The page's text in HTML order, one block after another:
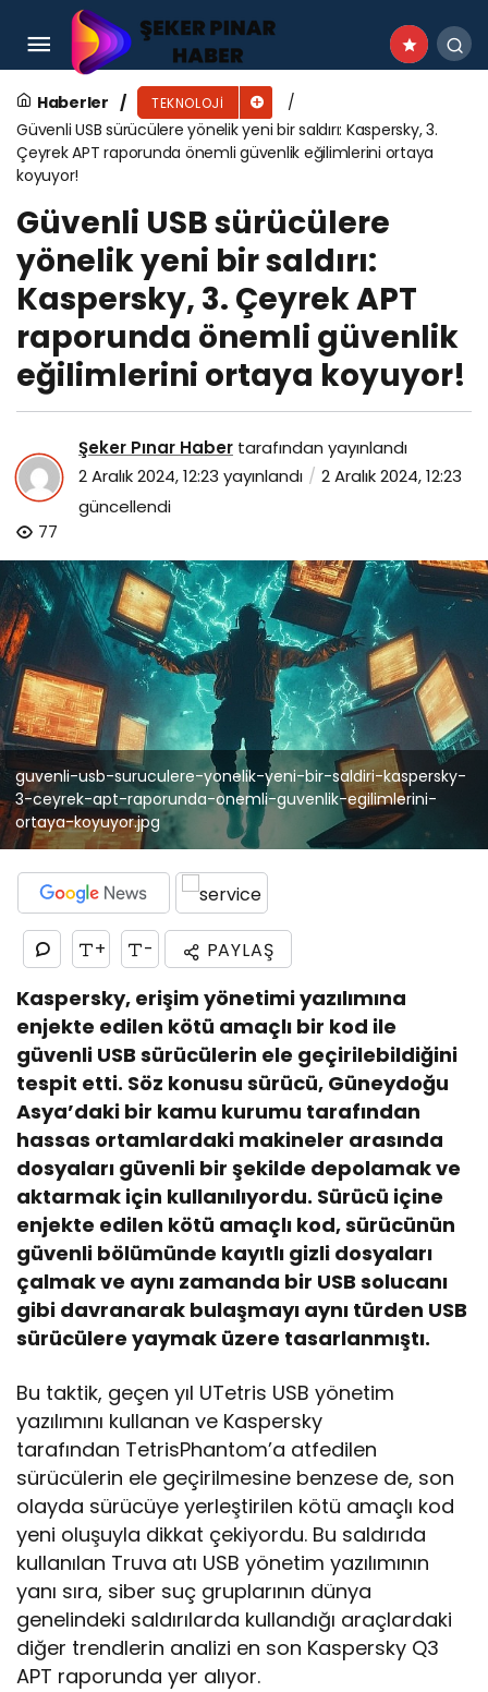
Haberler TEKNOLOJI
Güvenli USB sürücülere yönelik yeni bir saldırı: Kaspersky, 3.
Çeyrek APT raporunda önemli güvenlik eğilimlerini ortaya
koyuyor!
Güvenli USB sürücülere
yönelik yeni bir saldırı:
Kaspersky, 3. Çeyrek APT
raporunda önemli güvenlik
eğilimlerini ortaya koyuyor!
Şeker Pınar Haber tarafından yayınlandı
2 Aralık 2024, 12:23 yayınlandı
2 Aralık 2024, 12:23
güncellendi
77
guvenli-usb-suruculere-yonelik-yeni-bir-saldiri-kaspersky-
3-ceyrek-apt-raporunda-onemli-guvenlik-egilimlerini-
ortaya-koyuyor.jpg
+ - PAYLAŞ
Kaspersky, erişim yönetimi yazılımına
enjekte edilen kötü amaçlı bir kod ile
güvenli USB sürücülerin ele geçirilebildiğini
tespit etti. Söz konusu sürücü, Güneydoğu
Asya’daki bir kamu kurumu tarafından
hassas ortamlardaki makineler arasında
dosyaları güvenli bir şekilde depolamak ve
aktarmak için kullanılıyordu. Sürücü içine
enjekte edilen kötü amaçlı kod, sürücünün
güvenli bölümünde kayıtlı gizli dosyaları
çalmak ve aynı zamanda bir USB solucanı
gibi davranarak bulaşmayı aynı türden USB
sürücülere yaymak üzere tasarlanmıştı.
Bu taktik, geçen yıl UTetris USB yönetim
yazılımını kullanan ve Kaspersky
tarafından TetrisPhantom’a atfedilen
sürücülerin ele geçirilmesine benzese de, son
olayda sürücüye yerleştirilen kötü amaçlı kod
yeni oluşuyla dikkat çekiyordu. Bu saldırıda
kullanılan Truva atı USB yönetim yazılımının
yanı sıra, siber suç gruplarının dünya
genelindeki saldırılarda kullandığı araçlardaki
diğer trendlerin analizi en son Kaspersky Q3
APT raporunda yer alıyor.
ESET Research Linux için ilk UEFI bootkit’ini
keşfetti